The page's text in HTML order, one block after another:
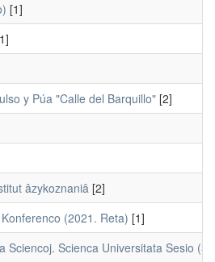
[1]
y Púa "Calle del Barquillo" [2]
âzykoznaniâ [2]
(2021. Reta) [1]
Sciencoj. Scienca Universitata Sesio